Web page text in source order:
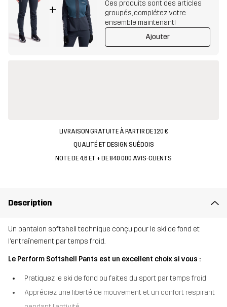
+
Ces produits sont des articles
groupés, complétez votre
ensemble maintenant!
Ajouter
LIVRAISON GRATUITE À PARTIR DE 120 €
QUALITÉ ET DESIGN SUÉDOIS
NOTE DE 4,6 ET + DE 840 000 AVIS-CLIENTS
Description
Un pantalon softshell technique conçu pour le ski de fond et
l’entraînement par temps froid.
Le Perform Softshell Pants est un excellent choix si vous :
Pratiquez le ski de fond ou faites du sport par temps froid
Appréciez une liberté de mouvement et un confort respirant